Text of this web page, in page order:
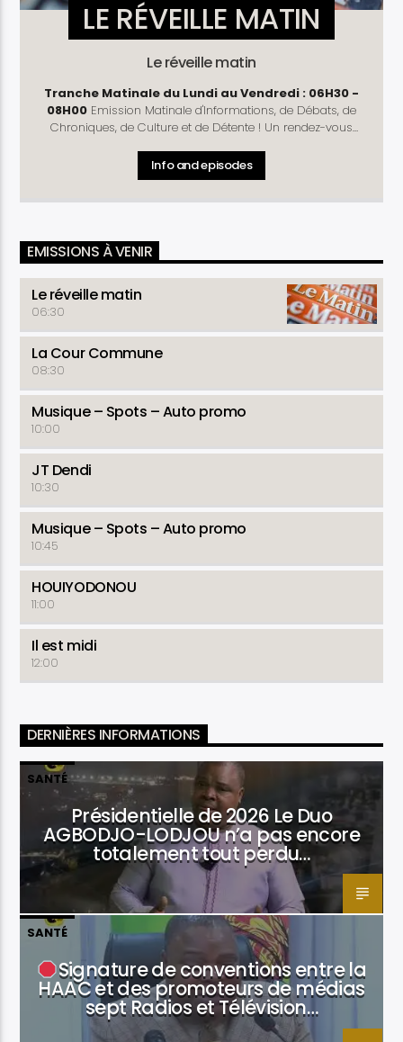
LE RÉVEILLE MATIN
Le réveille matin
Tranche Matinale du Lundi au Vendredi : 06H30 -
08H00
Chroniques, de Culture et de Détente ! Un rendez-vous
: Télé D'Hier - Météo - Horoscope - Prénom
du Jour - Culture Découverte - Journal - La Une du
Santé ( Mardi et Jeudi )- La Revue du Matinal (Vendredi) -
Astuce Conso - Détente
Info and episodes
EMISSIONS À VENIR
Le réveille matin
06:30
La Cour Commune
08:30
Musique – Spots – Auto promo
10:00
JT Dendi
10:30
Musique – Spots – Auto promo
10:45
HOUIYODONOU
11:00
Il est midi
12:00
DERNIÈRES INFORMATIONS
SANTÉ
Présidentielle de 2026 Le Duo
AGBODJO-LODJOU n’a pas encore
totalement tout perdu…
SANTÉ
Signature de conventions entre la
HAAC et des promoteurs de médias
sept Radios et Télévision…